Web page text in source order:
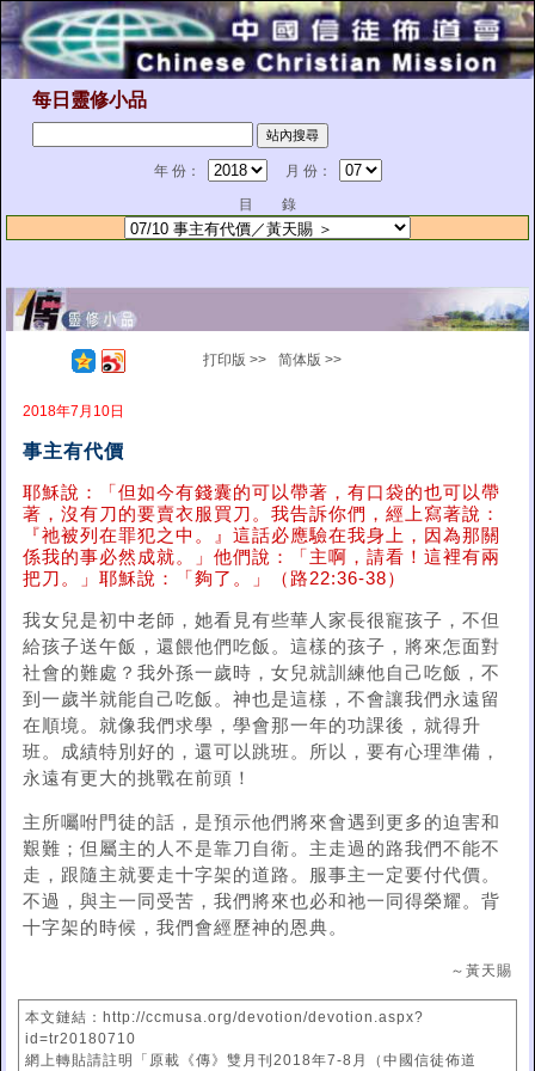
每日靈修小品
年 份：
月 份：
目 錄
打印版 >> 简体版 >>
2018年7月10日
事主有代價
耶穌說：「但如今有錢囊的可以帶著，有口袋的也可以帶
著，沒有刀的要賣衣服買刀。我告訴你們，經上寫著說：
『祂被列在罪犯之中。』這話必應驗在我身上，因為那關
係我的事必然成就。」他們說：「主啊，請看！這裡有兩
把刀。」耶穌說：「夠了。」（路22:36-38）
我女兒是初中老師，她看見有些華人家長很寵孩子，不但
給孩子送午飯，還餵他們吃飯。這樣的孩子，將來怎面對
社會的難處？我外孫一歲時，女兒就訓練他自己吃飯，不
到一歲半就能自己吃飯。神也是這樣，不會讓我們永遠留
在順境。就像我們求學，學會那一年的功課後，就得升
班。成績特別好的，還可以跳班。所以，要有心理準備，
永遠有更大的挑戰在前頭！
主所囑咐門徒的話，是預示他們將來會遇到更多的迫害和
艱難；但屬主的人不是靠刀自衛。主走過的路我們不能不
走，跟隨主就要走十字架的道路。服事主一定要付代價。
不過，與主一同受苦，我們將來也必和祂一同得榮耀。背
十字架的時候，我們會經歷神的恩典。
～黃天賜
本文鏈結：http://ccmusa.org/devotion/devotion.aspx?
id=tr20180710
網上轉貼請註明「原載《傳》雙月刊2018年7-8月（中國信徒佈道